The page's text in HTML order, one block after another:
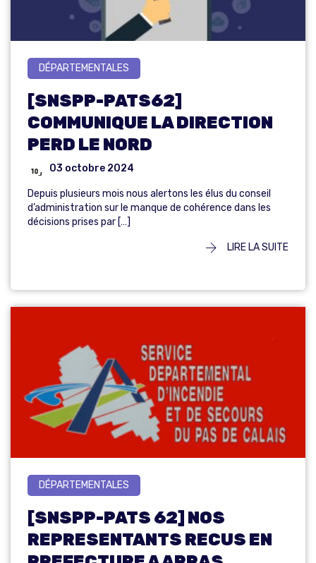
DÉPARTEMENTALES
[SNSPP-PATS62]
COMMUNIQUE LA DIRECTION
PERD LE NORD
03 octobre 2024
Depuis plusieurs mois nous alertons les élus du conseil
d’administration sur le manque de cohérence dans les
décisions prises par […]
LIRE LA SUITE
DÉPARTEMENTALES
[SNSPP-PATS 62] NOS
REPRESENTANTS RECUS EN